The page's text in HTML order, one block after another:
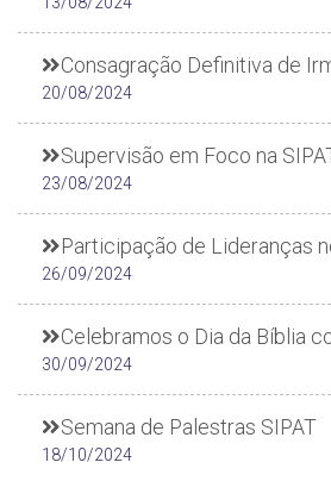
Consagração Definitiva de
20/08/2024
Supervisão em Foco na
23/08/2024
Participação de Lideranças
26/09/2024
Celebramos o Dia da Bíblia
30/09/2024
Semana de Palestras SIPAT
18/10/2024